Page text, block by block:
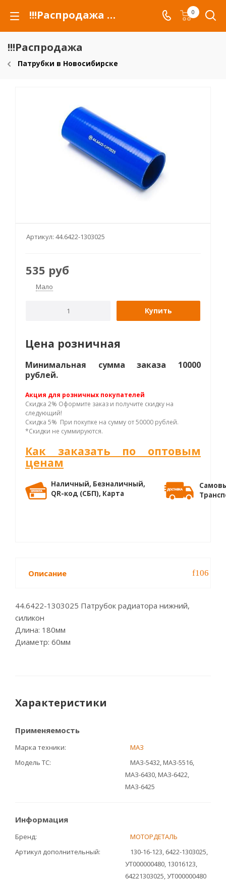
!!!Распродажа для автомобилей российских марок и сельхозтехники 0
!!!Распродажа
Патрубки в Новосибирске
Артикул: 44.6422-1303025
535 руб
Мало
Купить
Цена розничная
Минимальная сумма заказа 10000
рублей.
Акция для розничных покупателей
Скидка 2% Оформите заказ и получите скидку на
следующий!
Скидка 5% При покупке на сумму от 50000 рублей.
*Скидки не суммируются.
Как заказать по оптовым
ценам
Наличный, Безналичный,
QR-код (СБП), Карта
Описание
44.6422-1303025 Патрубок радиатора нижний,
силикон
Длина: 180мм
Диаметр: 60мм
Характеристики
Применяемость
Марка техники
МАЗ
Модель ТС
МАЗ-5432, МАЗ-5516,
МАЗ-6430, МАЗ-6422,
МАЗ-6425
Информация
Бренд
МОТОРДЕТАЛЬ
Артикул дополнительный
130-16-123, 6422-1303025,
УТ000000480, 13016123,
64221303025, УТ000000480